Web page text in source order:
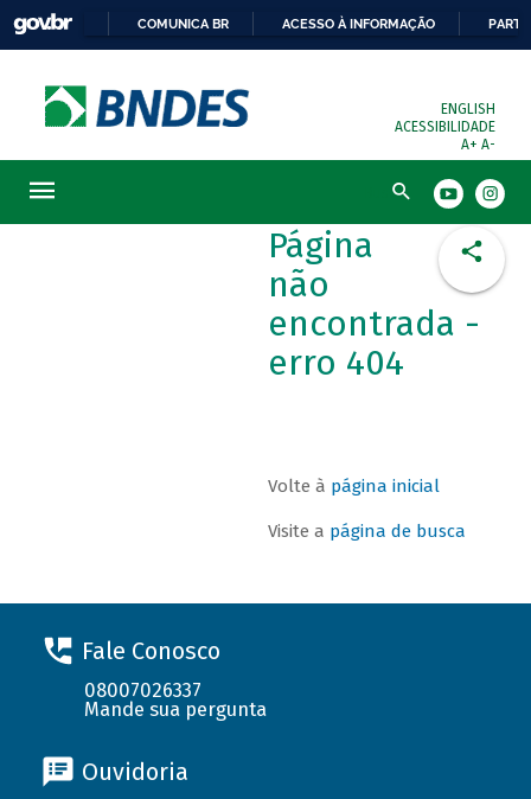
COMUNICA BR ACESSO À INFORMAÇÃO
ENGLISH
ACESSIBILIDADE
A+ A-
Busca
Página
não
encontrada -
erro 404
Volte à página inicial
Visite a página de busca
Fale Conosco
08007026337
Mande sua pergunta
Ouvidoria